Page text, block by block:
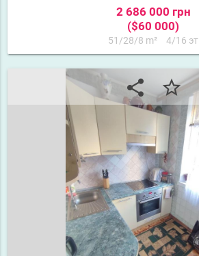
2 686 000 грн
($60 000)
51/28/8 m² 4/16 эт
share star_border